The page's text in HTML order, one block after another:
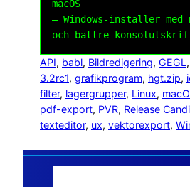
macOS
– Windows-installer med
och bättre
API, babl, Bildredigering, GEGL,
3.2rc1, grafikprogram, hgt.zip,
filter, lagergrupper, Linux,
pdf-export, PVR, Release
texteditor, ux, vektorexport,